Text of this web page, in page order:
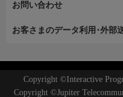
お問い合わせ
お客さまのデータ利用･外部
Copyright ©Interactive
Copyright ©Jupiter